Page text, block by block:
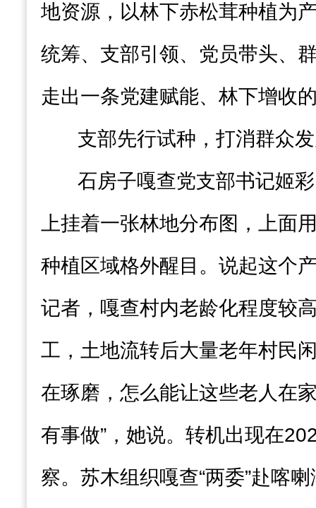
地资源，以林下赤松茸种植为
统筹、支部引领、党员带头、
走出一条党建赋能、林下增收
支部先行试种，打消群众
石房子嘎查党支部书记姬
上挂着一张林地分布图，上面
种植区域格外醒目。说起这个
记者，嘎查村内老龄化程度较
工，土地流转后大量老年村民
在琢磨，怎么能让这些老人在
有事做”，她说。转机出现在
察。苏木组织嘎查“两委”赴喀